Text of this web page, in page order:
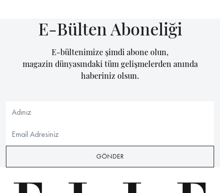
E-Bülten Aboneliği
E-bültenimize şimdi abone olun,
magazin dünyasındaki tüm gelişmelerden anında
haberiniz olsun.
GÖNDER